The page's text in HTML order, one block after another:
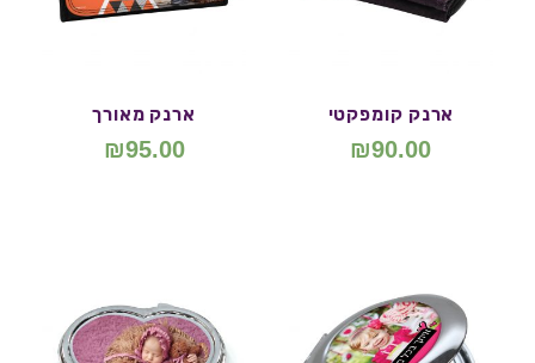
ארנק קומפקטי
₪90.00
ארנק מאורך
₪95.00